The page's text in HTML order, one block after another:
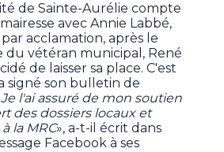
de Sainte-Aurélie compte
avec Annie Labbé,
acclamation, après le
du vétéran municipal, René
de laisser sa place. C'est
signé son bulletin de
Je l'ai assuré de mon soutien
des dossiers locaux et
la MRC», a-t-il écrit dans
Facebook à ses